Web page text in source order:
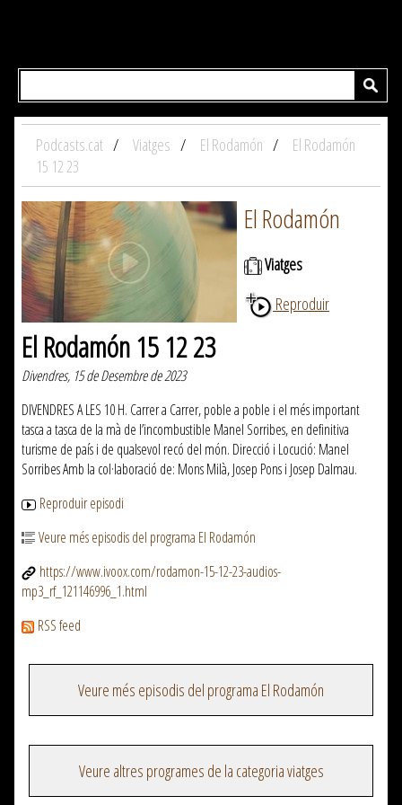
Podcasts.cat Viatges El Rodamón
El Rodamón
15 12 23
El Rodamón
Viatges
Reproduir
El Rodamón 15 12 23
Divendres, 15 de Desembre de 2023
DIVENDRES A LES 10 H. Carrer a Carrer, poble a poble i el més important
tasca a tasca de la mà de l’incombustible Manel Sorribes, en definitiva
turisme de país i de qualsevol recó del món. Direcció i Locució: Manel
Sorribes Amb la col·laboració de: Mons Milà, Josep Pons i Josep Dalmau.
Reproduir episodi
Veure més episodis del programa El Rodamón
https://www.ivoox.com/rodamon-15-12-23-audios-
mp3_rf_121146996_1.html
RSS feed
Veure més episodis del programa El Rodamón
Veure altres programes de la categoria viatges